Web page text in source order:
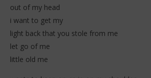
out of my head
i want to get my
light back that you stole from me
let go of me
little old me